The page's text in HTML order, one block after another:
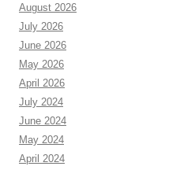
August 2026
July 2026
June 2026
May 2026
April 2026
July 2024
June 2024
May 2024
April 2024